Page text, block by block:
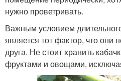
нужно проветривать.
Важным условием
является тот фактор, что они
друга. Не стоит хранить
фруктами и овощами,